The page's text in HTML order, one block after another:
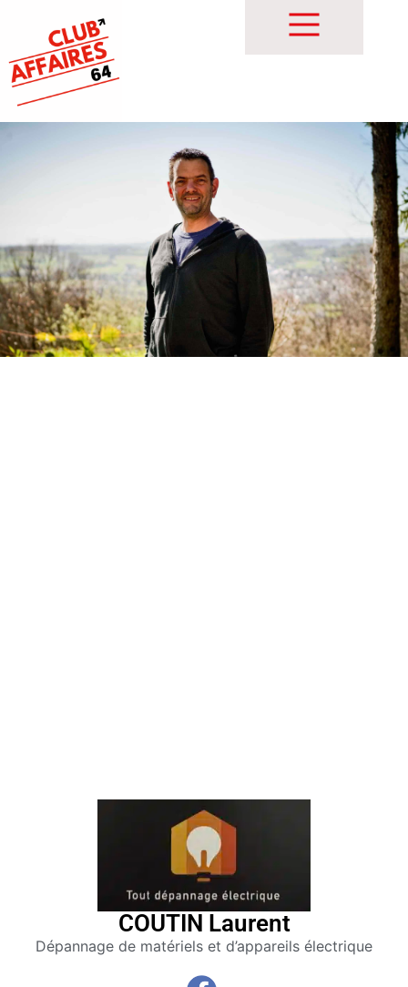
Membres COUTIN Laurent
Dépannage de matériels et d’appareils électrique